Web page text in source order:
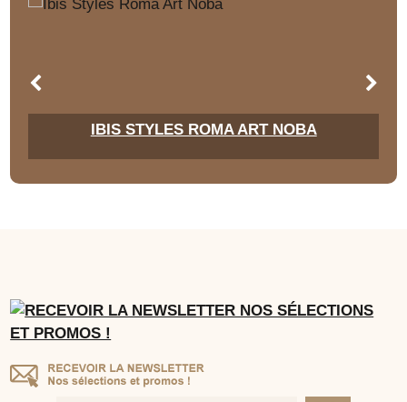
IBIS STYLES ROMA ART NOBA